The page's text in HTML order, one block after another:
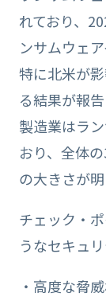
れており、
ンサムウェ
特に北米が
る結果が報告
製造業はラ
おり、全体
の大きさが
チェック・
うなセキュ
・高度な脅